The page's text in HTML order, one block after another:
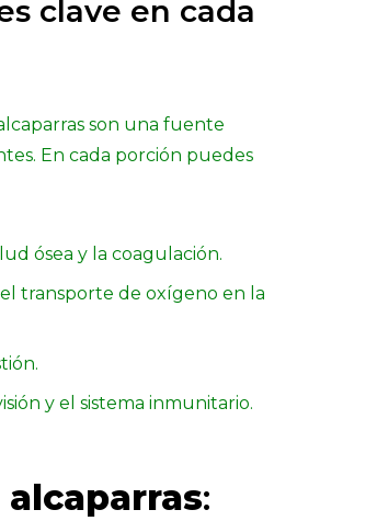
clave en cada
son una fuente
En cada porción puedes
ósea y la coagulación.
transporte de oxígeno en la
y el sistema inmunitario.
: